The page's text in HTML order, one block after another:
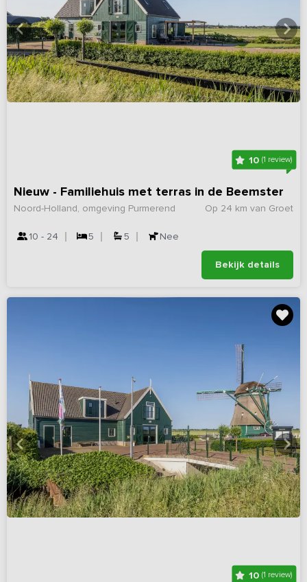
10(1 review)
Nieuw - Familiehuis met terras in de Beemster
Op 24 km van Groet
Noord-Holland, omgeving Purmerend
10 - 24 5 5 Nee
Bekijk details
10(1 review)